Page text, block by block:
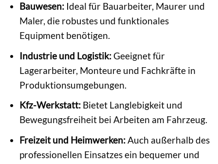
Bauwesen:Ideal für Bauarbeiter, Maurer und
Maler, die robustes und funktionales
Equipment benötigen.
Industrie und Logistik:Geeignet für
Lagerarbeiter, Monteure und Fachkräfte in
Produktionsumgebungen.
Kfz-Werkstatt:Bietet Langlebigkeit und
Bewegungsfreiheit bei Arbeiten am Fahrzeug.
Freizeit und Heimwerken:Auch außerhalb des
professionellen Einsatzes ein bequemer und